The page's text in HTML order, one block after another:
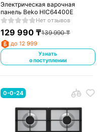
Электрическая варочная
панель Beko HIC64400E
Нет отзывов
129 990 ₸139 990₸
до 12 999
Узнать
о поступлении
0-0-24